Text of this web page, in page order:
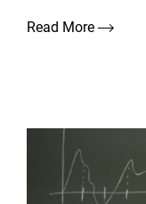
Read More